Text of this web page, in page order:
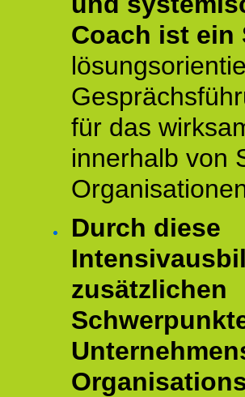
Coach ist
für das
innerhalb von
Durch diese
zusätzlichen